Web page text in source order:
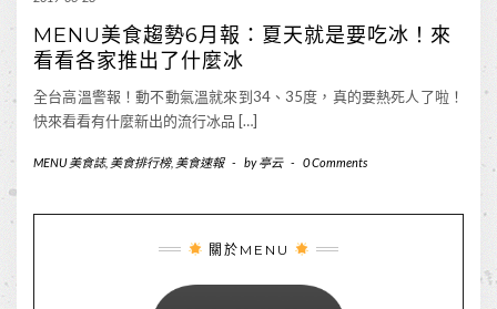
MENU美食趨勢6月報：夏天就是要吃冰！來
看看各家推出了什麼冰
全台高溫警報！動不動氣溫就來到34、35度，真的要熱死人了啦！
快來看看有什麼新出的流行冰品 […]
MENU 美食誌, 美食排行榜, 美食速報 - by亭云 - 0 Comments
關於MENU